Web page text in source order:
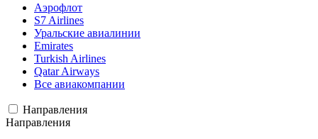
Аэрофлот
S7 Airlines
Уральские авиалинии
Emirates
Turkish Airlines
Qatar Airways
Все авиакомпании
Направления
Направления